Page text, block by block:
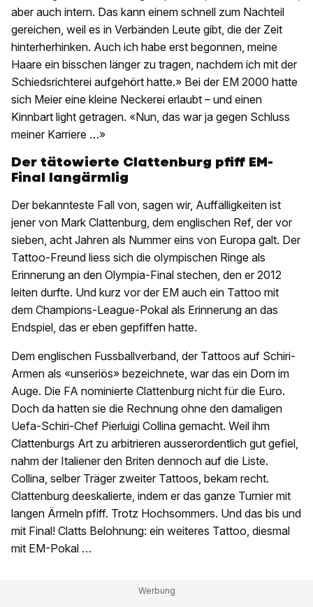
aber auch intern. Das kann einem schnell zum Nachteil
gereichen, weil es in Verbänden Leute gibt, die der Zeit
hinterherhinken. Auch ich habe erst begonnen, meine
Haare ein bisschen länger zu tragen, nachdem ich mit der
Schiedsrichterei aufgehört hatte.» Bei der EM 2000 hatte
sich Meier eine kleine Neckerei erlaubt – und einen
Kinnbart light getragen. «Nun, das war ja gegen Schluss
meiner Karriere …»
Der tätowierte Clattenburg pfiff EM-
Final langärmlig
Der bekannteste Fall von, sagen wir, Auffälligkeiten ist
jener von Mark Clattenburg, dem englischen Ref, der vor
sieben, acht Jahren als Nummer eins von Europa galt. Der
Tattoo-Freund liess sich die olympischen Ringe als
Erinnerung an den Olympia-Final stechen, den er 2012
leiten durfte. Und kurz vor der EM auch ein Tattoo mit
dem Champions-League-Pokal als Erinnerung an das
Endspiel, das er eben gepfiffen hatte.
Dem englischen Fussballverband, der Tattoos auf Schiri-
Armen als «unseriös» bezeichnete, war das ein Dorn im
Auge. Die FA nominierte Clattenburg nicht für die Euro.
Doch da hatten sie die Rechnung ohne den damaligen
Uefa-Schiri-Chef Pierluigi Collina gemacht. Weil ihm
Clattenburgs Art zu arbitrieren ausserordentlich gut gefiel,
nahm der Italiener den Briten dennoch auf die Liste.
Collina, selber Träger zweiter Tattoos, bekam recht.
Clattenburg deeskalierte, indem er das ganze Turnier mit
langen Ärmeln pfiff. Trotz Hochsommers. Und das bis und
mit Final! Clatts Belohnung: ein weiteres Tattoo, diesmal
mit EM-Pokal …